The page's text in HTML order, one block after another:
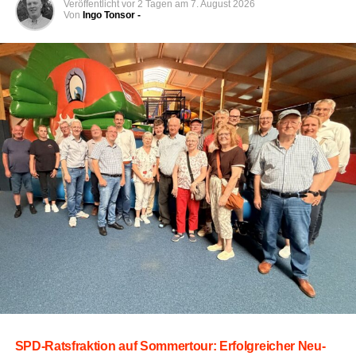
Die Auf­ga­be des Wett­be­werbs ist pra­xis­nah und
anspruchs­voll zugleich: Es gilt, in mög­lichst kur­zer Zeit
und abso­lut feh­ler­frei einen voll­stän­di­gen Lösch­an­griff
auf­zu­bau­en. Jeder Hand­griff muss sitzen:
Das Kup­peln von vier Sau­g­län­gen zur
Wasserentnahme.
Das Her­stel­len der erfor­der­li­chen Schlauch­ver­bin­
dun­gen sowie das Pum­pen von Was­ser aus einem
Vorratsbecken.
Der Ziel­an­griff mit drei C‑Schläuchen, bei dem auf­
ge­stellt Ziel­ka­nis­ter punkt­ge­nau umge­spritzt wer­
den müssen.
Veröffentlicht vor 2 Tagen am 7. August 2026
Von Ingo Tonsor -
SPD-Rats­frak­ti­on auf Som­mer­tour: Erfolg­rei­cher Neu­